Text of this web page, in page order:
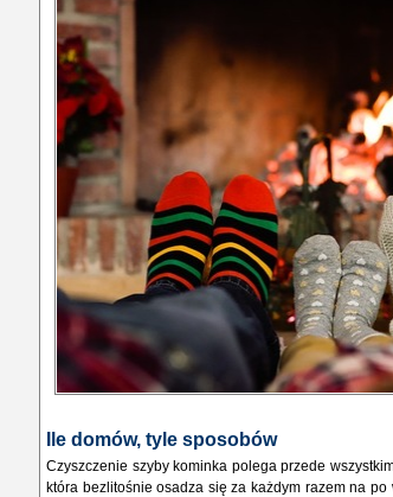
Ile domów, tyle sposobów
Czyszczenie szyby kominka polega przede
która bezlitośnie osadza się za każdym razem na